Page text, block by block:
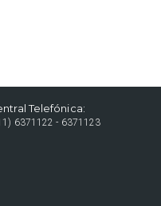
Telefónica:
6371122 - 6371123